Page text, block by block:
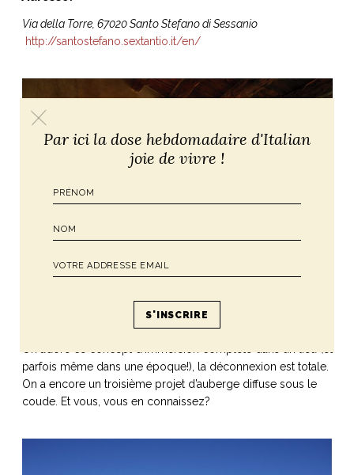
Via della Torre, 67020 Santo Stefano di Sessanio
http://santostefano.sextantio.it/en/
parfois même dans une époque!), la déconnexion est totale.
On a encore un troisième projet d’auberge diffuse sous le
coude. Et vous, vous en connaissez?
Par ici la dose hebdomadaire d'Italian
joie de vivre !